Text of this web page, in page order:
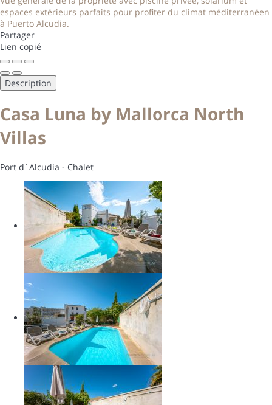
espaces extérieurs parfaits pour profiter du climat méditerranéen
à Puerto Alcudia.
Partager
Lien copié
Description
Casa Luna by Mallorca North
Villas
Port d´Alcudia - Chalet